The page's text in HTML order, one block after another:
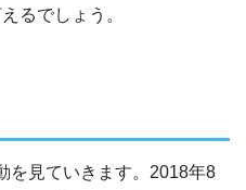
るでしょう。
を見ていきます。2018年8